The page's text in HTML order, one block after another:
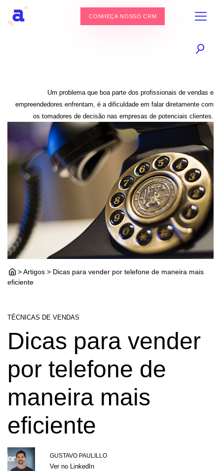
CONHEÇA NOSSO CRM
> Artigos > Dicas para vender por telefone de maneira mais
eficiente
TÉCNICAS DE VENDAS
Dicas para vender
por telefone de
maneira mais
eficiente
GUSTAVO PAULILLO
Ver no LinkedIn
Um problema que boa parte dos profissionais de vendas e
empreendedores enfrentam, é a dificuldade em falar diretamente com
os tomadores de decisão nas empresas de potenciais clientes.